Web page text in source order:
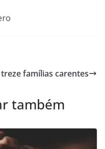
famílias carentes
também